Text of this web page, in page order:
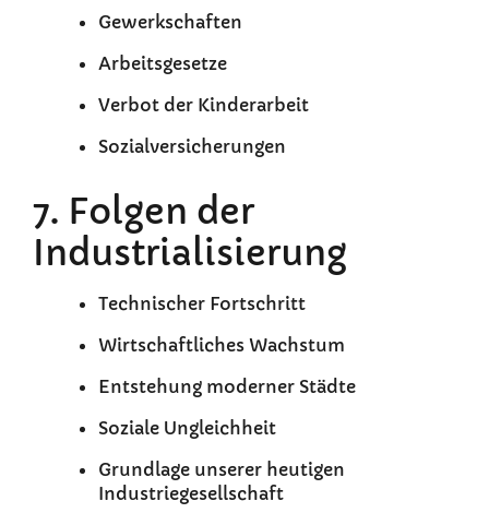
Gewerkschaften
Arbeitsgesetze
Verbot der Kinderarbeit
Sozialversicherungen
7. Folgen der
Industrialisierung
Technischer Fortschritt
Wirtschaftliches Wachstum
Entstehung moderner Städte
Soziale Ungleichheit
Grundlage unserer heutigen
Industriegesellschaft